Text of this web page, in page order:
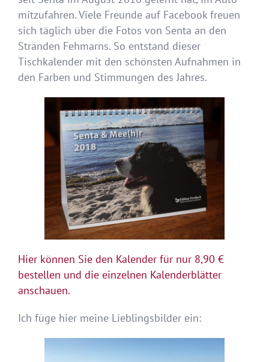
mitzufahren. Viele Freunde auf Facebook freuen
sich täglich über die Fotos von Senta an den
Stränden Fehmarns. So entstand dieser
Tischkalender mit den schönsten Aufnahmen in
den Farben und Stimmungen des Jahres.
Hier können Sie den Kalender für nur 8,90 €
bestellen und die einzelnen Kalenderblätter
anschauen.
Ich füge hier meine Lieblingsbilder ein: